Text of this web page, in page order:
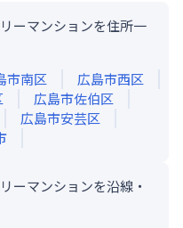
ーマンションを住所一
市南区
広島市西区
広島市佐伯区
広島市安芸区
ーマンションを沿線・